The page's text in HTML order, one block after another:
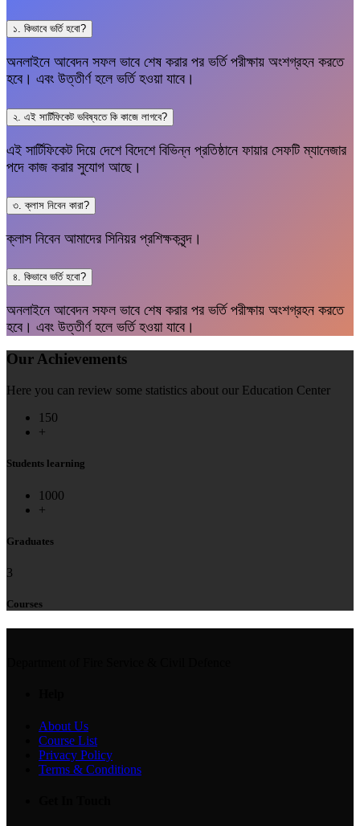
১. কিভাবে ভর্তি হবো?
অনলাইনে আবেদন সফল ভাবে শেষ করার পর ভর্তি পরীক্ষায় অংশগ্রহন করতে
হবে। এবং উত্তীর্ণ হলে ভর্তি হওয়া যাবে।
২. এই সার্টিফিকেট ভবিষ্যতে কি কাজে লাগবে?
এই সার্টিফিকেট দিয়ে দেশে বিদেশে বিভিন্ন প্রতিষ্ঠানে ফায়ার সেফটি ম্যানেজার
পদে কাজ করার সুযোগ আছে।
৩. ক্লাস নিবেন কারা?
ক্লাস নিবেন আমাদের সিনিয়র প্রশিক্ষকবৃন্দ।
৪. কিভাবে ভর্তি হবো?
অনলাইনে আবেদন সফল ভাবে শেষ করার পর ভর্তি পরীক্ষায় অংশগ্রহন করতে
হবে। এবং উত্তীর্ণ হলে ভর্তি হওয়া যাবে।
Our Achievements
Here you can review some statistics about our Education Center
150
+
Students learning
1000
+
Graduates
3
Courses
About Us
Course List
Privacy Policy
Terms & Conditions